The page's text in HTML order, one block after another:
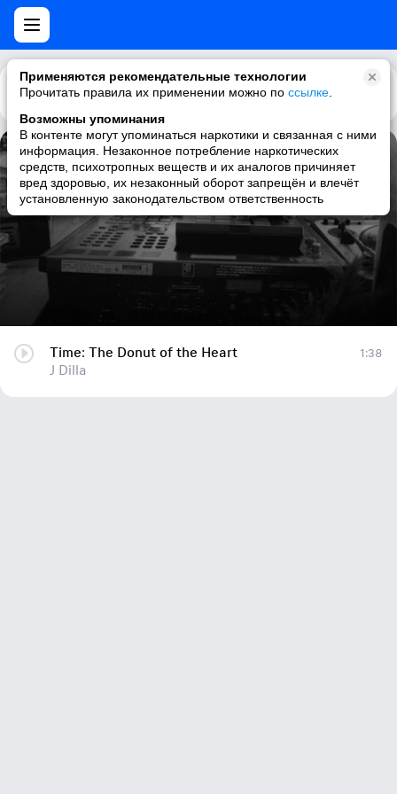
Применяются рекомендательные технологии
Прочитать правила их применении можно по ссылке
Возможны упоминания
В контенте могут упоминаться наркотики и связанная с ними
информация. Незаконное потребление наркотических
средств, психотропных веществ и их аналогов причиняет
вред здоровью, их незаконный оборот запрещён и влечёт
установленную законодательством ответственность
Каталог Рекомендации
Time: The Donut of the Heart
J Dilla
Time: The Donut of the Heart
J Dilla
1:38